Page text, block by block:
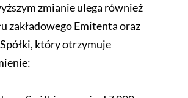
zmianie ulega również
zakładowego Emitenta oraz
który otrzymuje